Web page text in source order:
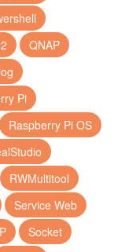
QNAP
Pi
Raspberry Pi OS
RWMultitool
Service Web
Socket